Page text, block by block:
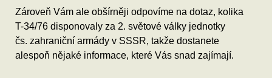
Zároveň Vám ale obšírněji odpovíme na dotaz, kolika
T-34/76 disponovaly za 2. světové války jednotky
čs. zahraniční armády v SSSR, takže dostanete
alespoň nějaké informace, které Vás snad zajímají.